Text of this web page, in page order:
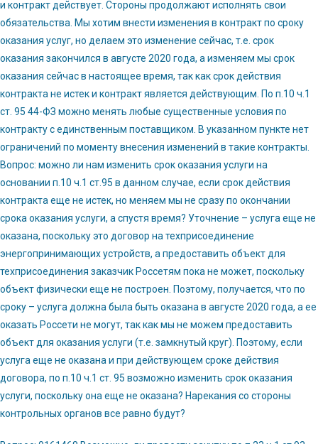
и контракт действует. Стороны продолжают исполнять свои
обязательства. Мы хотим внести изменения в контракт по сроку
оказания услуг, но делаем это изменение сейчас, т.е. срок
оказания закончился в августе 2020 года, а изменяем мы срок
оказания сейчас в настоящее время, так как срок действия
контракта не истек и контракт является действующим. По п.10 ч.1
ст. 95 44-ФЗ можно менять любые существенные условия по
контракту с единственным поставщиком. В указанном пункте нет
ограничений по моменту внесения изменений в такие контракты.
Вопрос: можно ли нам изменить срок оказания услуги на
основании п.10 ч.1 ст.95 в данном случае, если срок действия
контракта еще не истек, но меняем мы не сразу по окончании
срока оказания услуги, а спустя время? Уточнение – услуга еще не
оказана, поскольку это договор на техприсоединение
энергопринимающих устройств, а предоставить объект для
техприсоединения заказчик Россетям пока не может, поскольку
объект физически еще не построен. Поэтому, получается, что по
сроку – услуга должна была быть оказана в августе 2020 года, а ее
оказать Россети не могут, так как мы не можем предоставить
объект для оказания услуги (т.е. замкнутый круг). Поэтому, если
услуга еще не оказана и при действующем сроке действия
договора, по п.10 ч.1 ст. 95 возможно изменить срок оказания
услуги, поскольку она еще не оказана? Нарекания со стороны
контрольных органов все равно будут?